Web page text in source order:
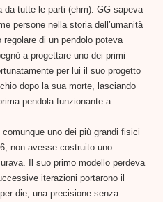
tutte le parti (ehm). GG sapeva
persone nella storia dell’umanità
di un pendolo poteva
a progettare uno dei primi
per lui il suo progetto
dopo la sua morte, lasciando
pendola funzionante a
uno dei più grandi fisici
non avesse costruito uno
Il suo primo modello perdeva
iterazioni portarono il
die, una precisione senza